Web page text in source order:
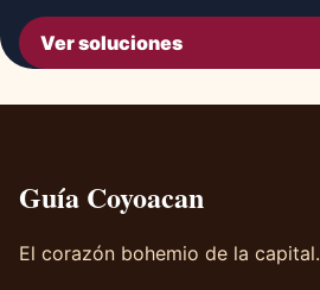
Ver soluciones
Guía Coyoacan
El corazón bohemio de la capital.